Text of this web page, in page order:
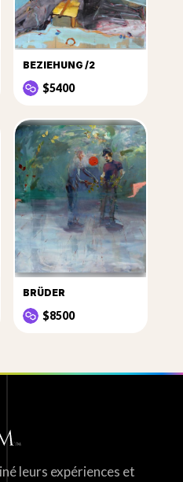
BEZIEHUNG /2
$5400
BRÜDER
$8500
leurs expériences et